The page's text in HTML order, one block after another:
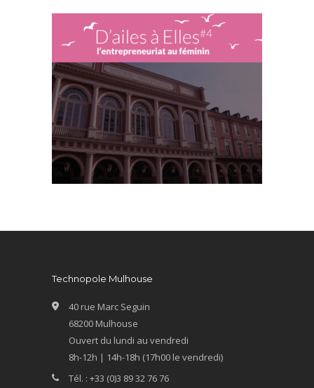
Technopole Mulhouse
40 rue Marc Seguin
68200 Mulhouse
Ouvert du lundi au vendredi
8h-12h | 14h-18h (17h00 le vendredi)
Tél. : +33 (0)3 89 32 76 76